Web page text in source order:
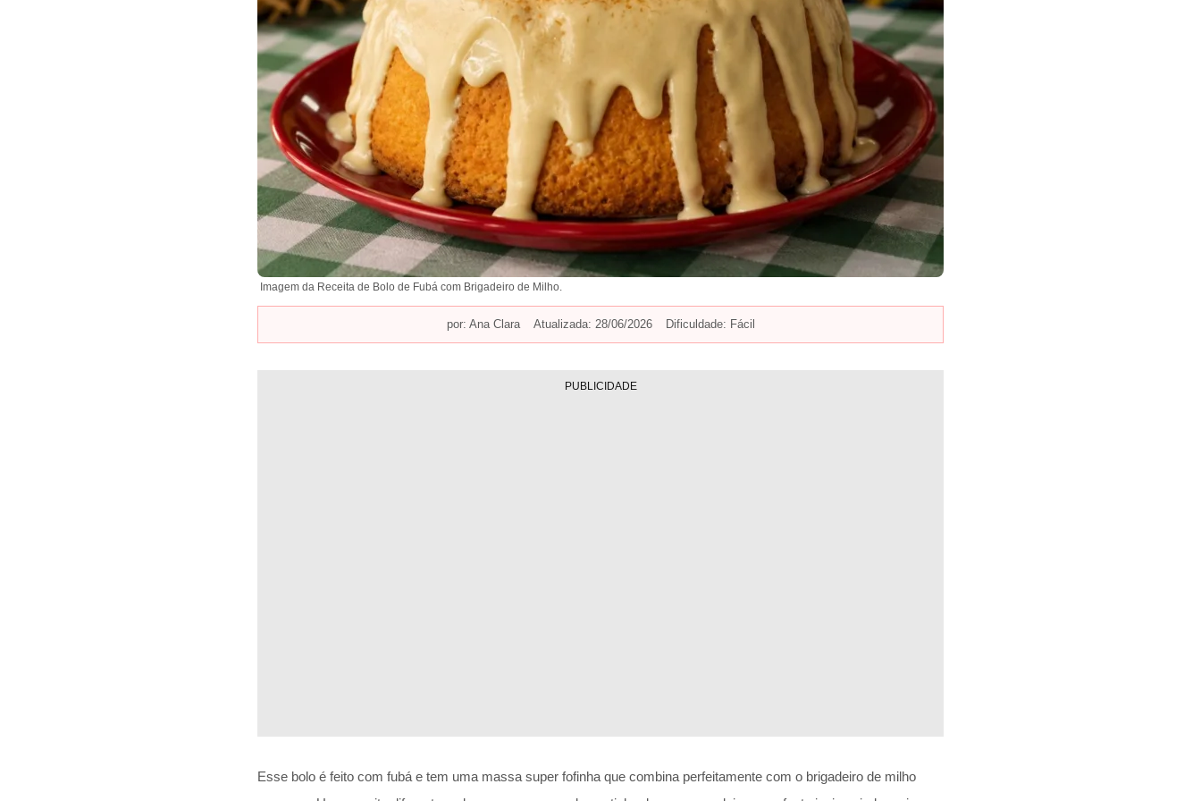
Imagem da Receita de Bolo de Fubá com Brigadeiro de Milho.
por: Ana Clara Atualizada: 28/06/2026 Dificuldade: Fácil
PUBLICIDADE
Esse bolo é feito com fubá e tem uma massa super fofinha que combina perfeitamente com o brigadeiro de milho